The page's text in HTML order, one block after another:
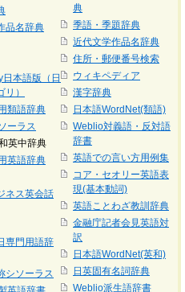
品名辞典
本語版（日
）
類語辞典
ーラス
英中辞典
英語辞典
ネス英会話
専門用語辞
シソーラス
典
季語・季題辞典
近代文学作品名辞典
住所・郵便番号検索
ウィキペディア
漢字辞典
日本語WordNet(類語)
Weblio対義語・反対語
辞書
英語での言い方用例集
コア・セオリー英語表
現(基本動詞)
英語ことわざ教訓辞典
金融庁記者会見英語対
訳
日本語WordNet(英和)
日英固有名詞辞典
Weblio派生語辞書